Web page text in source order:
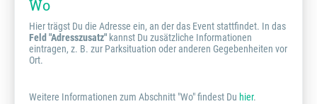
Wo
Hier trägst Du die Adresse ein, an der das Event stattfindet. In das
Feld "Adresszusatz" kannst Du zusätzliche Informationen
eintragen, z. B. zur Parksituation oder anderen Gegebenheiten vor
Ort.
Weitere Informationen zum Abschnitt "Wo" findest Du hier.